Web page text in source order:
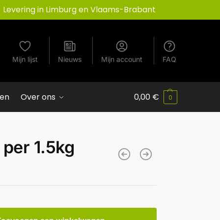
Levering in Limburg en Vlaams-Brabant
Mijn lijst Nieuws Mijn account FAQ
Over ons 0,00 € 0
1.5kg